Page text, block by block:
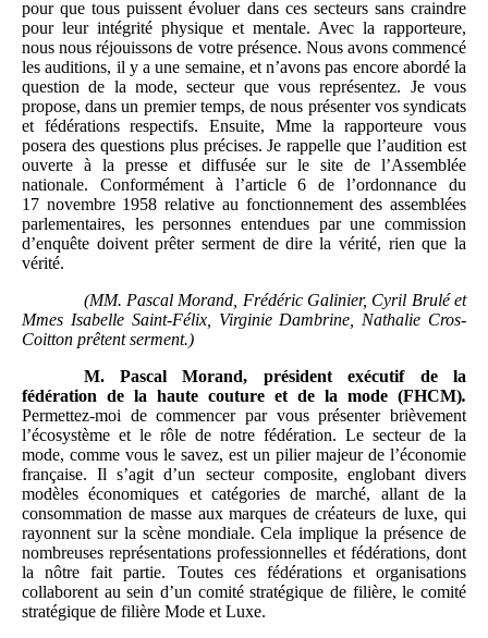
pour que tous puissent évoluer dans ces secteurs sans craindre
pour leur intégrité physique et mentale. Avec la rapporteure,
nous nous réjouissons de votre présence. Nous avons commencé
les auditions, il y a une semaine, et n’avons pas encore abordé la
question de la mode, secteur que vous représentez. Je vous
propose, dans un premier temps, de nous présenter vos syndicats
et fédérations respectifs. Ensuite, Mme la rapporteure vous
posera des questions plus précises. Je rappelle que l’audition est
ouverte à la presse et diffusée sur le site de l’Assemblée
nationale. Conformément à l’article 6 de l’ordonnance du
17 novembre 1958 relative au fonctionnement des assemblées
parlementaires, les personnes entendues par une commission
d’enquête doivent prêter serment de dire la vérité, rien que la
vérité.
(MM. Pascal Morand, Frédéric Galinier, Cyril Brulé et
Mmes Isabelle Saint-Félix, Virginie Dambrine, Nathalie Cros-
Coitton prêtent serment.)
M.
Pascal Morand, président exécutif de la
fédération de la haute couture et de la mode (FHCM).
Permettez-moi de commencer par vous présenter brièvement
l’écosystème et le rôle de notre fédération. Le secteur de la
mode, comme vous le savez, est un pilier majeur de l’économie
française. Il s’agit d’un secteur composite, englobant divers
modèles économiques et catégories de marché, allant de la
consommation de masse aux marques de créateurs de luxe, qui
rayonnent sur la scène mondiale. Cela implique la présence de
nombreuses représentations professionnelles et fédérations, dont
la nôtre fait partie. Toutes ces fédérations et organisations
collaborent au sein d’un comité stratégique de filière, le comité
stratégique de filière Mode et Luxe.